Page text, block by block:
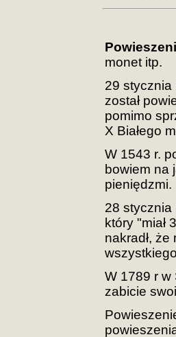
monet itp.
29 stycznia
został
pomimo
X Białego
W 1543 r.
bowiem na
pieniędzmi.
28 stycznia
który "miał
nakradł,
W 1789 r w
zabicie